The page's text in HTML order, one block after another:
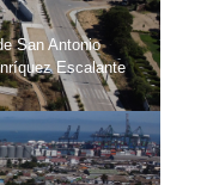
San Antonio
Escalante